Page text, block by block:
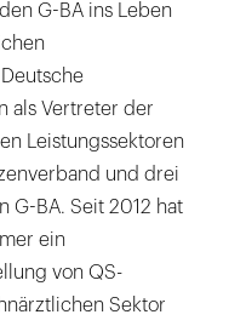
G-BA ins Leben
als Vertreter der
Leistungssektoren
und drei
G-BA. Seit 2012 hat
ein
von QS-
Sektor